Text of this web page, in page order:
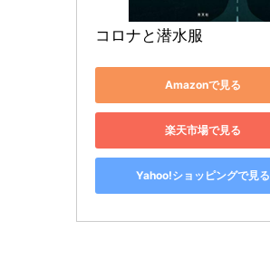
コロナと潜水服
Amazonで見る
楽天市場で見る
Yahoo!ショッピングで見る